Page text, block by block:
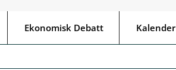
Ekonomisk Debatt Kalender